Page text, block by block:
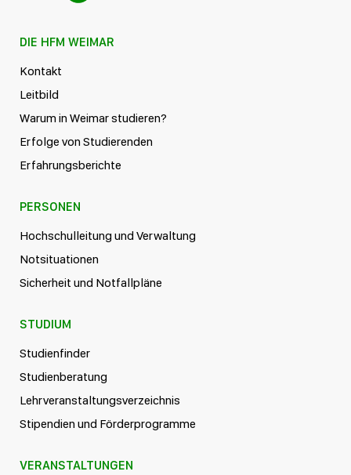
DIE HFM WEIMAR
Kontakt
Leitbild
Warum in Weimar studieren?
Erfolge von Studierenden
Erfahrungsberichte
PERSONEN
Hochschulleitung und Verwaltung
Notsituationen
Sicherheit und Notfallpläne
STUDIUM
Studienfinder
Studienberatung
Lehrveranstaltungsverzeichnis
Stipendien und Förderprogramme
VERANSTALTUNGEN